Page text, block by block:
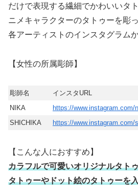
だけで表現する繊細でかわいいタ
ニメキャラクターのタトゥーを彫
各アーティストのインスタグラム
【女性の所属彫師】
彫師名
インスタURL
NIKA
https://www.instagram.com/
SHICHIKA
https://www.instagram.com/
【こんな人におすすめ】
カラフルで可愛いオリジナルタト
タトゥーやドット絵のタトゥーを